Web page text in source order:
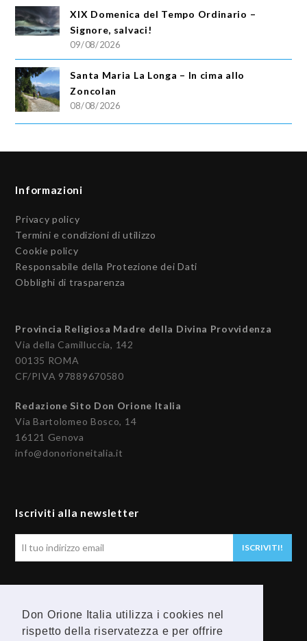
Don Orione Italia utilizza i cookies nel
rispetto della riservatezza e per offrire
XIX Domenica del Tempo Ordinario –
Signore, salvaci!
09/08/2026
Santa Maria La Longa – In cima allo
Zoncolan
08/08/2026
Informazioni
Privacy policy
Termini e condizioni di utilizzo
Cookie policy
Responsabile della Protezione dei Dati
Obblighi di trasparenza
Provincia Religiosa Madre della Divina Provvidenza
Via della Camilluccia, 142
00135 ROMA
CF/PIVA 97889670580
Redazione Sito Don Orione Italia
Via Bartolomeo Bosco, 14
16121 Genova
info@donorioneitalia.it
Iscriviti alla newsletter
ISCRIVITI!
F Y